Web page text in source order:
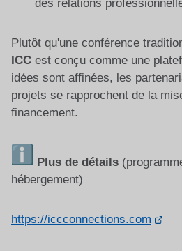
des relations
Plutôt qu'une conférence
ICC est conçu comme une
idées sont affinées, les
projets se rapprochent de la
financement.
Plus de détails
hébergement)
https://iccconnections.com